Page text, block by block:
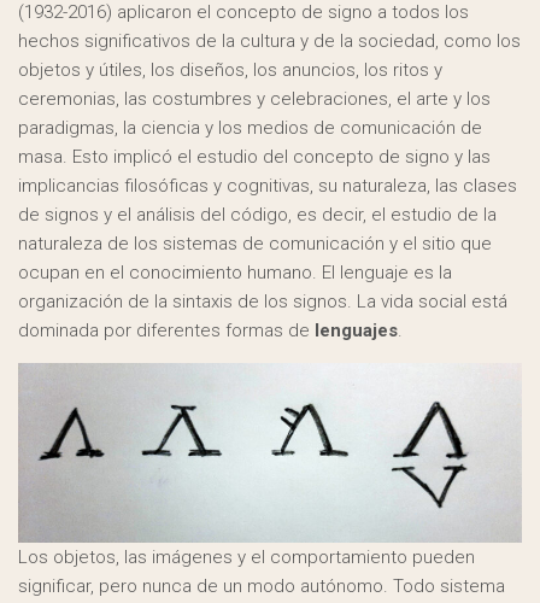
(1932-2016) aplicaron el concepto de signo a todos los
hechos significativos de la cultura y de la sociedad, como los
objetos y útiles, los diseños, los anuncios, los ritos y
ceremonias, las costumbres y celebraciones, el arte y los
paradigmas, la ciencia y los medios de comunicación de
masa. Esto implicó el estudio del concepto de signo y las
implicancias filosóficas y cognitivas, su naturaleza, las clases
de signos y el análisis del código, es decir, el estudio de la
naturaleza de los sistemas de comunicación y el sitio que
ocupan en el conocimiento humano. El lenguaje es la
organización de la sintaxis de los signos. La vida social está
dominada por diferentes formas de lenguajes.
Los objetos, las imágenes y el comportamiento pueden
significar, pero nunca de un modo autónomo. Todo sistema